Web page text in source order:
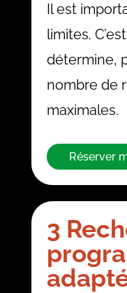
Il est
limites.
détermine,
nombre de
maximales.
Réserver
3